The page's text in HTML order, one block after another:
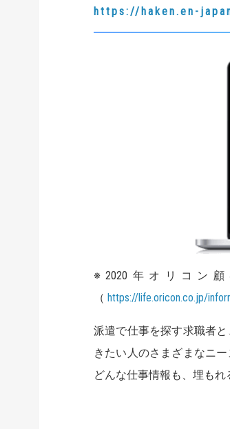
https://haken.en-
※2020年オリコン
（ https://life.oricon.co.jp/
派遣で仕事を探す求職者
きたい人のさまざまなニ
どんな仕事情報も、埋もれ